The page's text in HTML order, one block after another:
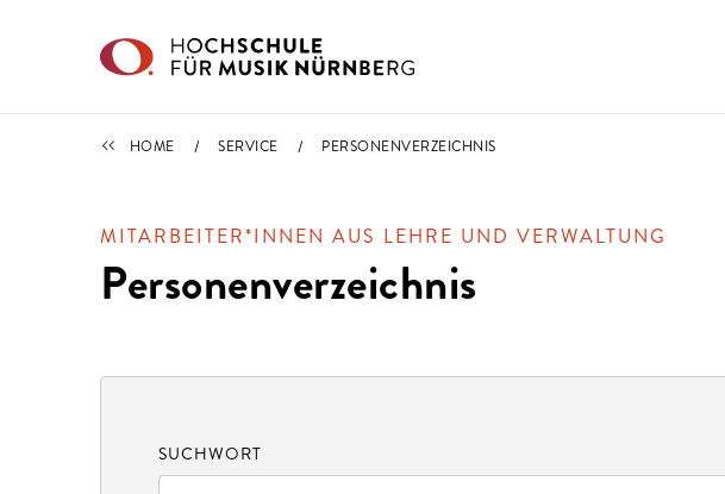
SERVICE
HOME SERVICE PERSONENVERZEICHNIS
MITARBEITER*INNEN AUS LEHRE UND VERWALTUNG
Personenverzeichnis
SUCHWORT